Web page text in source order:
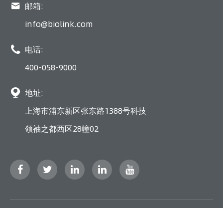
 邮箱:
info@biolink.com
 电话:
400-058-9000
 地址:
上海市浦东新区张东路1388号科技
领袖之都西区28幢02